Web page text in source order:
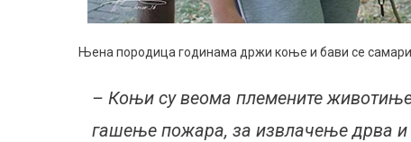
Њена породица годинама држи коње и бави се
– Коњи су веома племените
гашење пожара, за извлачење дрва и